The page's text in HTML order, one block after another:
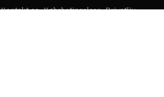
Kontakt os Købsbetingelser Privatliv